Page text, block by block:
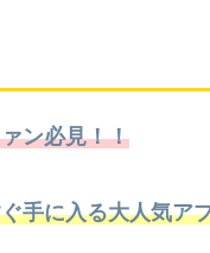
ン必見！！
手に入る大人気ア